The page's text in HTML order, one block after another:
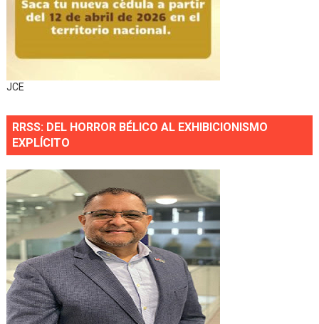
JCE
RRSS: DEL HORROR BÉLICO AL EXHIBICIONISMO
EXPLÍCITO